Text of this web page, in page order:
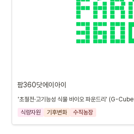
팜360닷에이아이
'초절전·고기능성 식물 바이오 파운드리' (G-Cube
식량자원
기후변화 수직농장